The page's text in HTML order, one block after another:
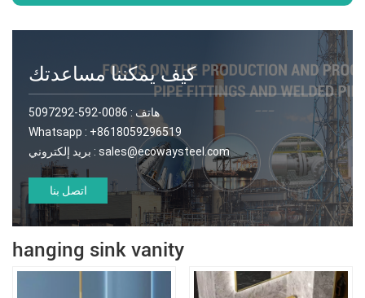
كيف يمكننا مساعدتك
هاتف : 0086-592-5097292
Whatsapp : +8618059296519
بريد إلكتروني : sales@ecowaysteel.com
اتصل بنا
hanging sink vanity